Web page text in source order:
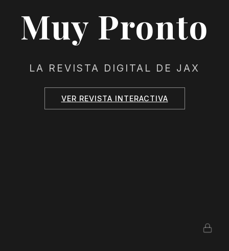
Muy Pronto
LA REVISTA DIGITAL DE JAX
VER REVISTA INTERACTIVA